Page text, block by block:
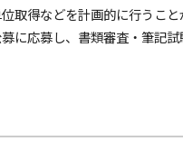
取得などを計画的に行うこと
応募し、書類審査・筆記